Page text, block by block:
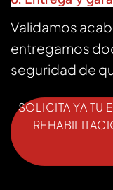
Validamos
entregamos
seguridad de
SOLICITA YA TU